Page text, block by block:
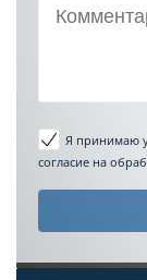
Я принимаю
согласие на